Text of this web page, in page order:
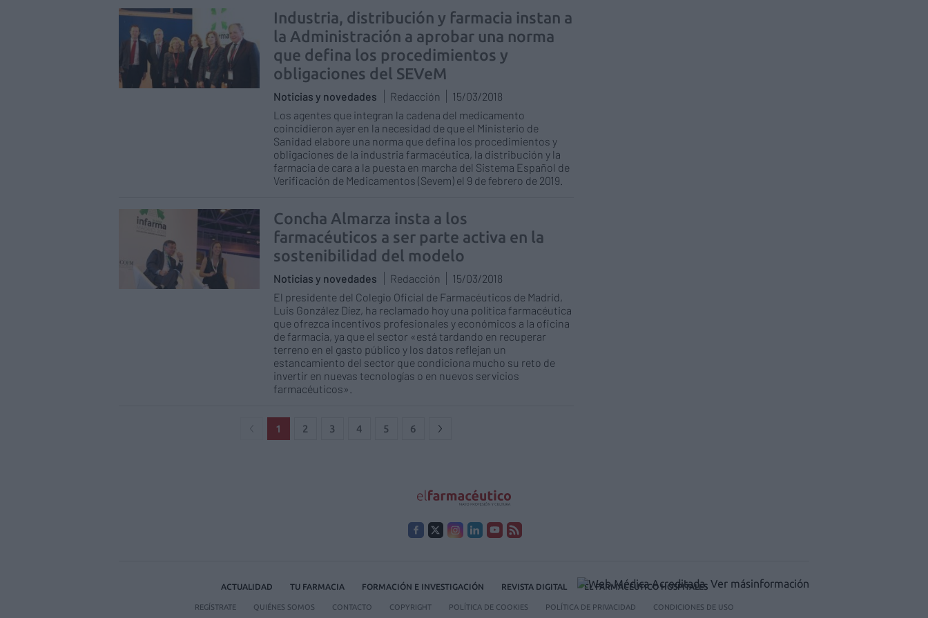
Industria, distribución y farmacia instan a
la Administración a aprobar una norma
que defina los procedimientos y
obligaciones del SEVeM
Noticias y novedades Redacción
15/03/2018
Los agentes que integran la cadena del medicamento
coincidieron ayer en la necesidad de que el Ministerio de
Sanidad elabore una norma que defina los procedimientos y
obligaciones de la industria farmacéutica, la distribución y la
farmacia de cara a la puesta en marcha del Sistema Español de
Verificación de Medicamentos (Sevem) el 9 de febrero de 2019.
Concha Almarza insta a los
farmacéuticos a ser parte activa en la
sostenibilidad del modelo
Noticias y novedades Redacción
15/03/2018
El presidente del Colegio Oficial de Farmacéuticos de Madrid,
Luis González Díez, ha reclamado hoy una política farmacéutica
que ofrezca incentivos profesionales y económicos a la oficina
de farmacia, ya que el sector «está tardando en recuperar
terreno en el gasto público y los datos reflejan un
estancamiento del sector que condiciona mucho su reto de
invertir en nuevas tecnologías o en nuevos servicios
farmacéuticos».
1 2 3 4 5 6
ACTUALIDAD TU FARMACIA FORMACIÓN E INVESTIGACIÓN REVISTA DIGITAL EL FARMACÉUTICO HOSPITALES
REGÍSTRATE QUIÉNES SOMOS CONTACTO COPYRIGHT POLÍTICA DE COOKIES POLÍTICA DE PRIVACIDAD CONDICIONES DE USO